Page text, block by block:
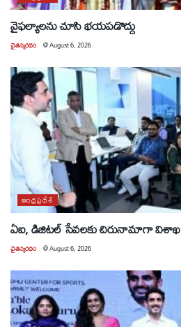
వైఫల్యాలను చూసి భయపడొద్దు
చైతన్యరధం @August 6, 2026
ఆంధ్రప్రదేశ్
ఏఐ, డిజిటల్ సేవలకు చిరునామాగా విశాఖ
చైతన్యరధం @August 6, 2026